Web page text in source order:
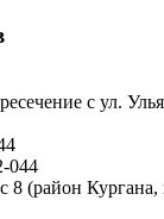
с ул.
044
8 (район